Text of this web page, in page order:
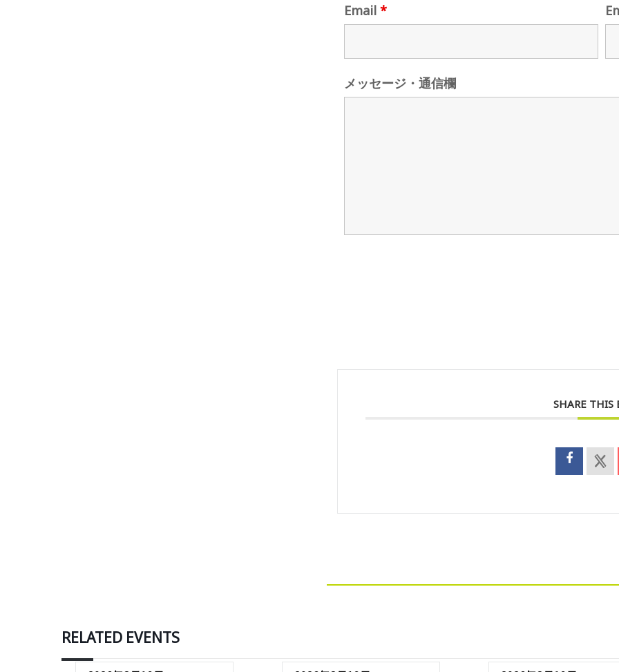
Email *
メッセージ・通信欄
SHARE THIS
RELATED EVENTS